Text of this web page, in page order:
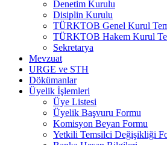
Denetim Kurulu
Disiplin Kurulu
TÜRKTOB Genel Kurul
TÜRKTOB Hakem Kurul
Sekretarya
Mevzuat
URGE ve STH
Dökümanlar
Üyelik İşlemleri
Üye Listesi
Üyelik Başvuru Formu
Komisyon Beyan Formu
Yetkili Temsilci Değişikliği